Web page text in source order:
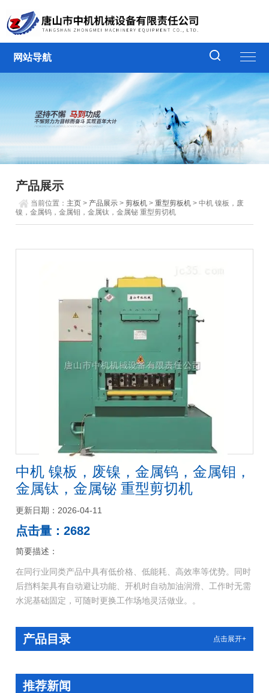
网站导航
产品展示
当前位置： 主页 > 产品展示 >剪板机 >重型剪板机 > 中机 镍板，废
镍，金属钨，金属钼，金属钛，金属铋 重型剪切机
中机 镍板，废镍，金属钨，金属钼，
金属钛，金属铋 重型剪切机
更新日期：2026-04-11
点击量：2682
简要描述：
在同行业同类产品中具有低价格、低能耗、高效率等优势。同时
后挡料架具有自动避让功能、开机时自动加油润滑、工作时无需
水泥基础固定，可随时更换工作场地灵活做业。。
产品广泛应用于有色金属加工行业、钢铁行业、钢结构行业、建
材行业、船舶行业、汽车行业、废钢铁回收等金属剪切行业。
产品目录 点击展开+
推荐新闻